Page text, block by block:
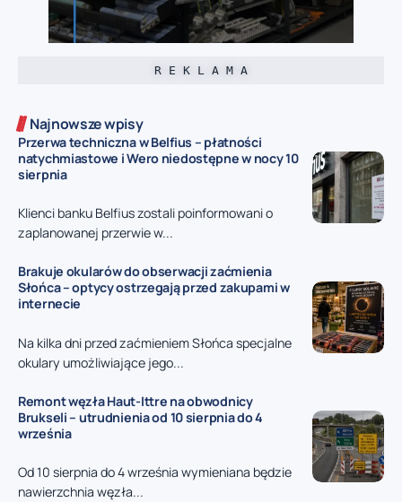
R E K L A M A
Najnowsze wpisy
Przerwa techniczna w Belfius – płatności
natychmiastowe i Wero niedostępne w nocy 10
sierpnia
Klienci banku Belfius zostali poinformowani o
zaplanowanej przerwie w...
Brakuje okularów do obserwacji zaćmienia
Słońca – optycy ostrzegają przed zakupami w
internecie
Na kilka dni przed zaćmieniem Słońca specjalne
okulary umożliwiające jego...
Remont węzła Haut-Ittre na obwodnicy
Brukseli – utrudnienia od 10 sierpnia do 4
września
Od 10 sierpnia do 4 września wymieniana będzie
nawierzchnia węzła...